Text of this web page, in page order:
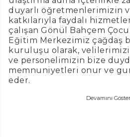
duyarlı öğretmenlerimizin
katkılarıyla faydalı
çalışan Gönül Bahçem
Eğitim Merkezimiz çağdaş
kuruluşu olarak,
ve personelimizin bize
memnuniyetleri onur ve
eder.
Devamını Göster